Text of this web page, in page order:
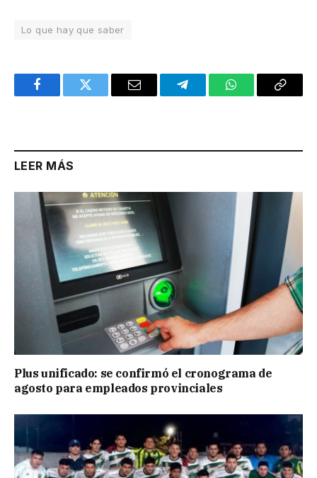
Lo que hay que saber
FacebookTwitter Email TelegramWhatsAppCopy
LEER MÁS
Plus unificado: se confirmó el cronograma de
agosto para empleados provinciales